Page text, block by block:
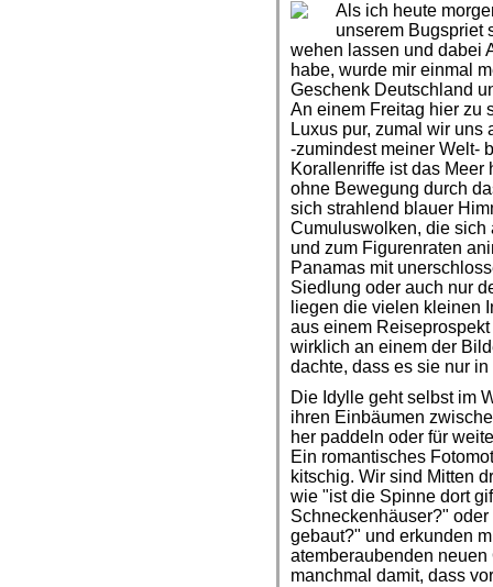
Als ich heute
unserem Bugspriet
wehen lassen und dabei
habe, wurde mir einmal
Geschenk Deutschland
An einem Freitag hier zu
Luxus pur, zumal wir uns
-zumindest meiner Welt-
Korallenriffe ist das Meer
ohne Bewegung durch
sich strahlend blauer
Cumuluswolken, die sich
und zum Figurenraten
Panamas mit
Siedlung oder auch nur
liegen die vielen kleinen
aus einem
wirklich an einem der
dachte, dass es sie nur
Die Idylle geht selbst im
ihren Einbäumen
her paddeln oder für
Ein romantisches
kitschig. Wir sind Mitten
wie "ist die Spinne dort
Schneckenhäuser?"
gebaut?" und erkunden
atemberaubenden
manchmal damit, dass